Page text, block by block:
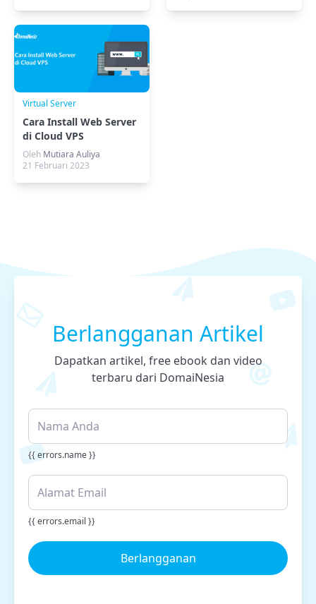
Virtual Server
Cara Install Web Server
di Cloud VPS
Oleh Mutiara Auliya
21 Februari 2023
Berlangganan Artikel
Dapatkan artikel, free ebook dan video
terbaru dari DomaiNesia
{{ errors.name }}
{{ errors.email }}
Berlangganan